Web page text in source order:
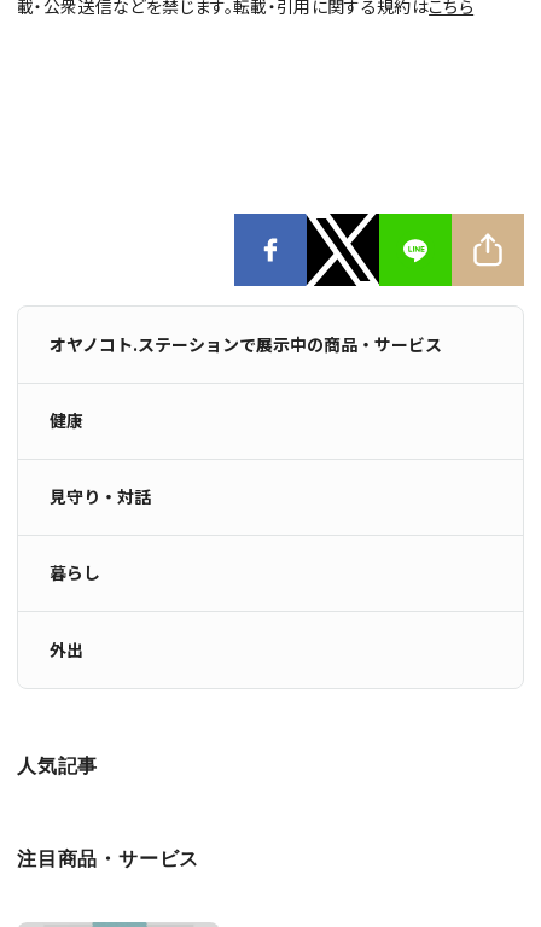
載・公衆送信などを禁じます。転載・引用に関する規約はこちら
オヤノコト.ステーションで展示中の商品・サービス
健康
見守り・対話
暮らし
外出
人気記事
注目商品・サービス